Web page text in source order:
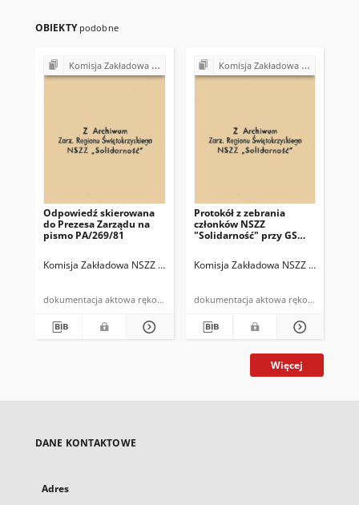
OBIEKTY podobne
Komisja Zakładowa NSZZ "Solidarność" przy Gminnej Spółdzielni "Samopomoc Chłopska" w Bodzentynie
Odpowiedź skierowana
do Prezesa Zarządu na
pismo PA/269/81
Komisja Zakładowa NSZZ "Solidarność" przy Spółdzielni "Samopomoc
dokumentacja aktowa rękopis
Komisja Zakładowa NSZZ "Solidarność" przy Gminnej Spółdzielni "Samopomoc Chłopska" w Bodzentynie
Protokół z zebrania
członków NSZZ
"Solidarność" przy GS
Komisja Zakładowa NSZZ
dokumentacja aktowa rękopis
Więcej
DANE KONTAKTOWE
Adres